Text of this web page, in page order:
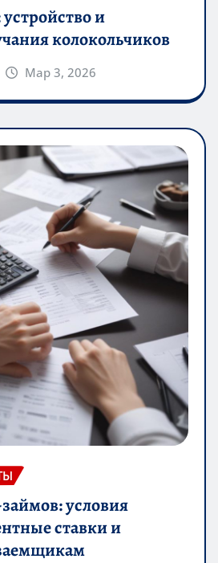
и
колокольчиков
Мар 3, 2026
условия
ставки и